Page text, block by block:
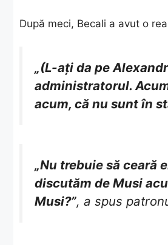
După meci, Becali a avut o
„(L-aţi da pe
administratorul.
acum, că nu sunt în
„Nu trebuie să ceară
discutăm de Musi
Musi?”, a spus